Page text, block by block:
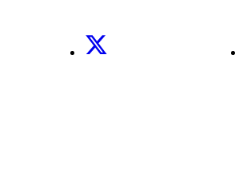
X